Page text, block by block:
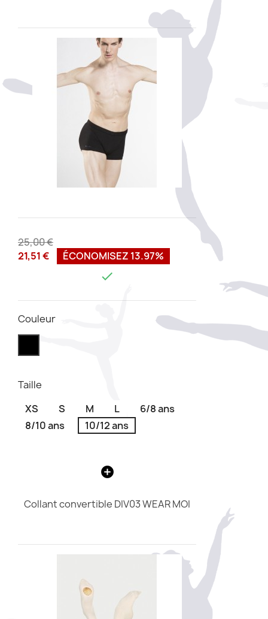
25,00 €
21,51 €
ÉCONOMISEZ 13.97%

Couleur
Taille
XS
S M L
6/8 ans
8/10 ans
10/12 ans
Collant convertible DIV03 WEAR MOI